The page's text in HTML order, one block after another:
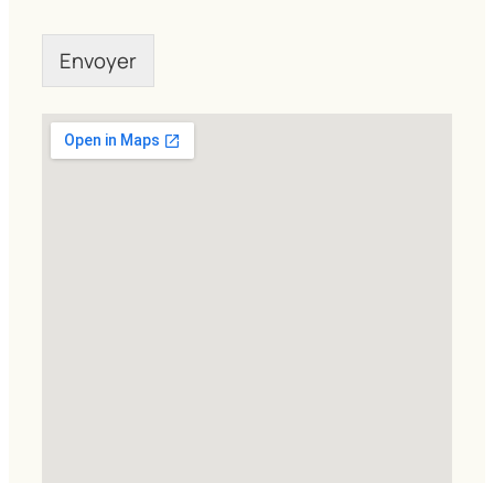
Envoyer